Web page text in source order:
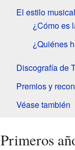
El estilo
¿Cómo es
¿Quiénes
Discografía de
Premios y
Véase también
Primeros